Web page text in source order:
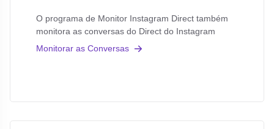
O programa de Monitor Instagram Direct também
monitora as conversas do Direct do Instagram
Monitorar as Conversas